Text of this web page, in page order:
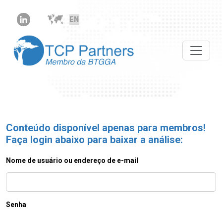
Conteúdo disponível apenas para membros!
Faça login abaixo para baixar a análise:
Nome de usuário ou endereço de e-mail
Senha